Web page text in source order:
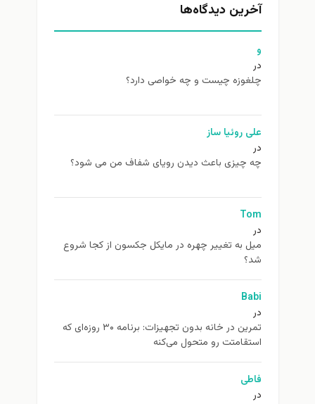
آخرین دیدگاه‌ها
چلغوزه چیست و چه خواصی دارد؟
علی روئیا ساز
چه چیزی باعث دیدن رویای شفاف من می شود؟
ميل به تغيير چهره در مایکل جکسون از كجا شروع
تمرین در خانه بدون تجهیزات: برنامه ۳۰ روزه‌ای که
استقامتت رو متحول می‌کنه